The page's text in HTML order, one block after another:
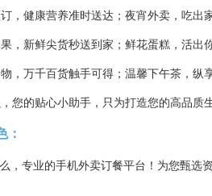
健康营养准时送达；夜宵外卖，吃出
新鲜尖货秒送到家；鲜花蛋糕，活出
万千百货触手可得；温馨下午茶，纵
的贴心小助手，只为打造您的高品质
：
专业的手机外卖订餐平台！为您甄选